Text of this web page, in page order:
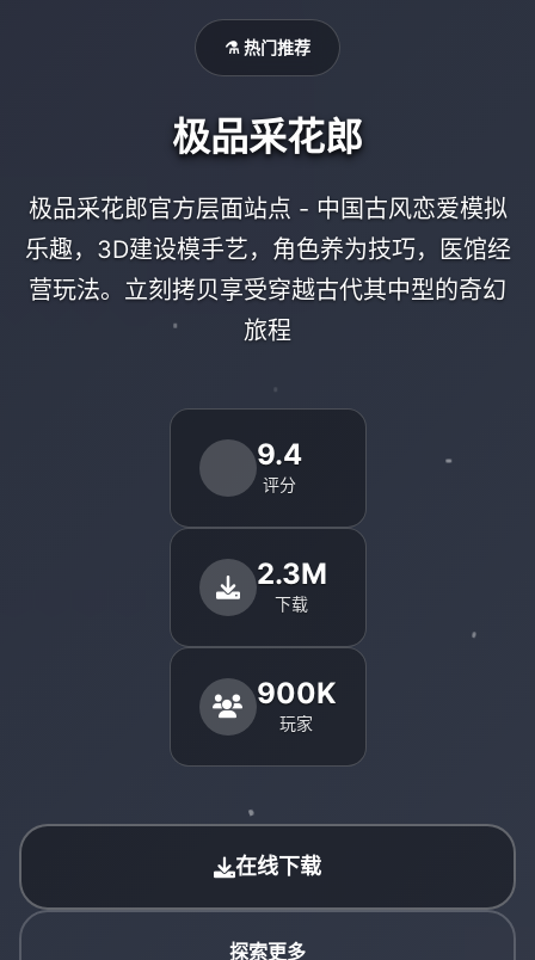
⚗️ 热门推荐
极品采花郎
极品采花郎官方层面站点 - 中国古风恋爱模拟
乐趣，3D建设模手艺，角色养为技巧，医馆经
营玩法。立刻拷贝享受穿越古代其中型的奇幻
旅程
9.4
评分
2.3M
下载
900K
玩家
在线下载
探索更多